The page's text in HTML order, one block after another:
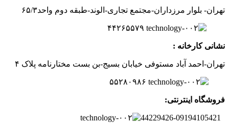
تهران- بلوار مرزداران-مجتمع تجاری-الوند-طبقه دوم واحد۶ ۵/۳
۲۶۵۵۷۹
نشانی کارخانه :
تهران- احمد آباد مستوفی خیابان بسیج-بن بست مختارنامه پلاک ۴
فروشگاه اینترنتی:
44229426-09194105421